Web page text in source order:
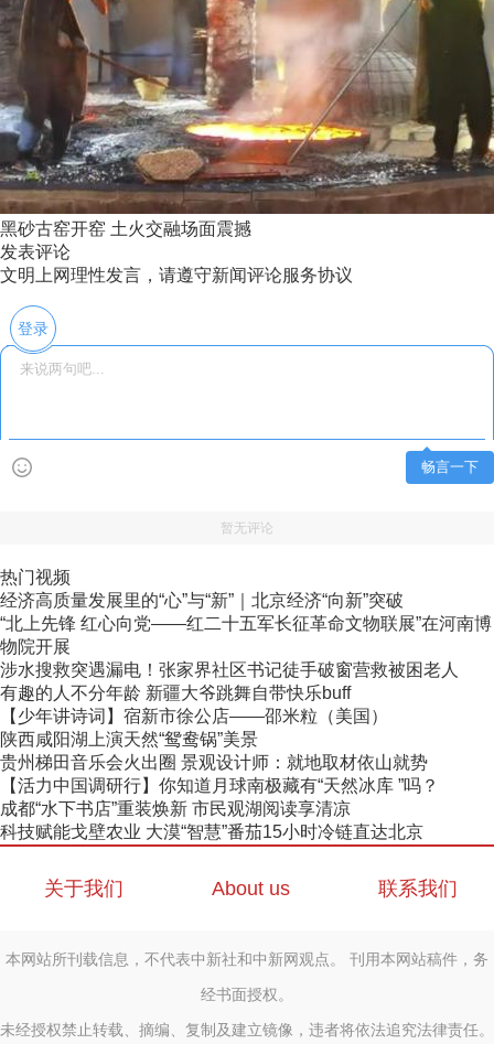
黑砂古窑开窑 土火交融场面震撼
发表评论
文明上网理性发言，请遵守新闻评论服务协议
登录
畅言一下
暂无评论
热门视频
经济高质量发展里的“心”与“新”｜北京经济“向新”突破
“北上先锋 红心向党——红二十五军长征革命文物联展”在河南博
物院开展
涉水搜救突遇漏电！张家界社区书记徒手破窗营救被困老人
有趣的人不分年龄 新疆大爷跳舞自带快乐buff
【少年讲诗词】宿新市徐公店——邵米粒（美国）
陕西咸阳湖上演天然“鸳鸯锅”美景
贵州梯田音乐会火出圈 景观设计师：就地取材依山就势
【活力中国调研行】你知道月球南极藏有“天然冰库 ”吗？
成都“水下书店”重装焕新 市民观湖阅读享清凉
科技赋能戈壁农业 大漠“智慧”番茄15小时冷链直达北京
关于我们 About us 联系我们
本网站所刊载信息，不代表中新社和中新网观点。 刊用本网站稿件，务
经书面授权。
未经授权禁止转载、摘编、复制及建立镜像，违者将依法追究法律责任。